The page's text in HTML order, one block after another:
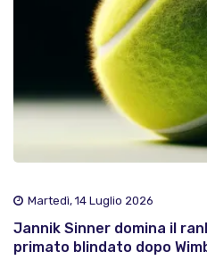
Martedì, 14 Luglio 2026
Jannik Sinner domina il
primato blindato dopo